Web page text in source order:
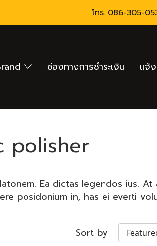
โทร. 086-305-
ช่องทางการชำระเงิน แจ้ง
polisher
Ea dictas legendos ius. At
posidonium in, has ei everti
Sort by